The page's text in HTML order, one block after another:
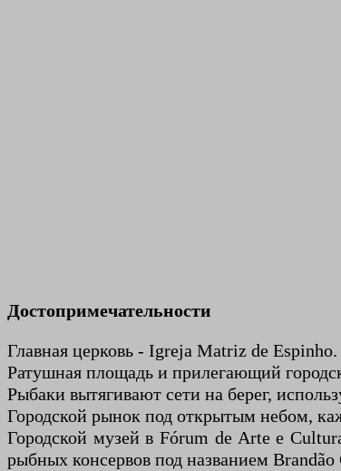
Достопримечательности
Главная церковь - Igreja Matriz de Espinho.
Ратушная площадь и прилегающий
Рыбаки вытягивают сети на берег,
Городской рынок под открытым небом,
Городской музей в Fórum de Arte e
рыбных консервов под названием Brandão